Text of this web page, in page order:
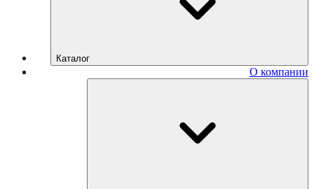
Каталог
О компании